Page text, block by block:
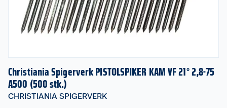
Christiania Spigerverk PISTOLSPIKER KAM VF 21° 2,8-75
A500 (500 stk.)
CHRISTIANIA SPIGERVERK